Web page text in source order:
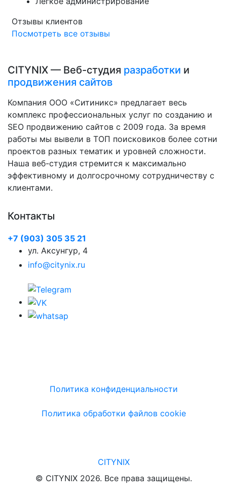
Отзывы клиентов
Посмотреть все отзывы
CITYNIX — Веб-студия разработки и
продвижения сайтов
Компания ООО «Ситиникс» предлагает весь
комплекс профессиональных услуг по созданию и
SEO продвижению сайтов с 2009 года. За время
работы мы вывели в ТОП поисковиков более сотни
проектов разных тематик и уровней сложности.
Наша веб-студия стремится к максимально
эффективному и долгосрочному сотрудничеству с
клиентами.
Контакты
+7 (903) 305 35 21
ул. Аксунгур, 4
info@citynix.ru
Политика конфиденциальности
Политика обработки файлов cookie
CITYNIX
© CITYNIX 2026. Все права защищены.